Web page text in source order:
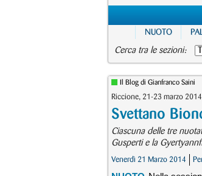
NUOTO
Cerca tra le sezioni:
Il Blog di Gianfranco Saini
Riccione, 21-23 marzo
Svettano
Ciascuna delle tre
Gusperti e la
Venerdì 21 Marzo 2014